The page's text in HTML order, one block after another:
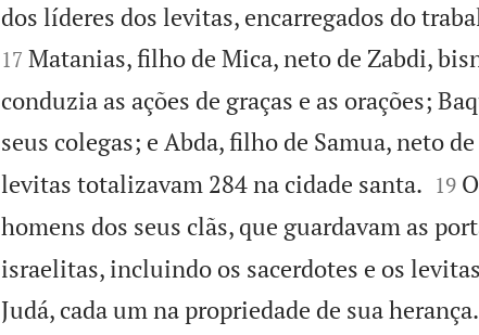
dos líderes dos levitas, encarregados do
17 Matanias, filho de Mica, neto de Zabdi,
conduzia as ações de graças e as orações;
seus colegas; e Abda, filho de Samua, neto
levitas totalizavam 284 na cidade santa.
19
homens dos seus clãs, que guardavam as
israelitas, incluindo os sacerdotes e os
Judá, cada um na propriedade de sua herança.